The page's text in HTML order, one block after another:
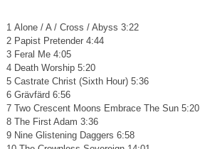
1 Alone / A / Cross / Abyss 3:22
2 Papist Pretender 4:44
3 Feral Me 4:05
4 Death Worship 5:20
5 Castrate Christ (Sixth Hour) 5:36
6 Grävfärd 6:56
7 Two Crescent Moons Embrace The Sun 5:20
8 The First Adam 3:36
9 Nine Glistening Daggers 6:58